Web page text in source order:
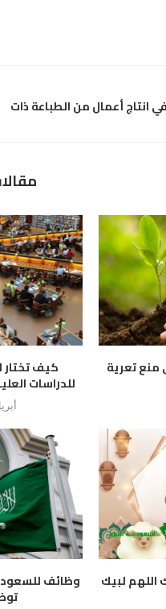
انتاج أعمال من الطباعة ذات
كيف تختار
للدراسات
أبريل
منع تعرية
وظائف اللهم لبيك